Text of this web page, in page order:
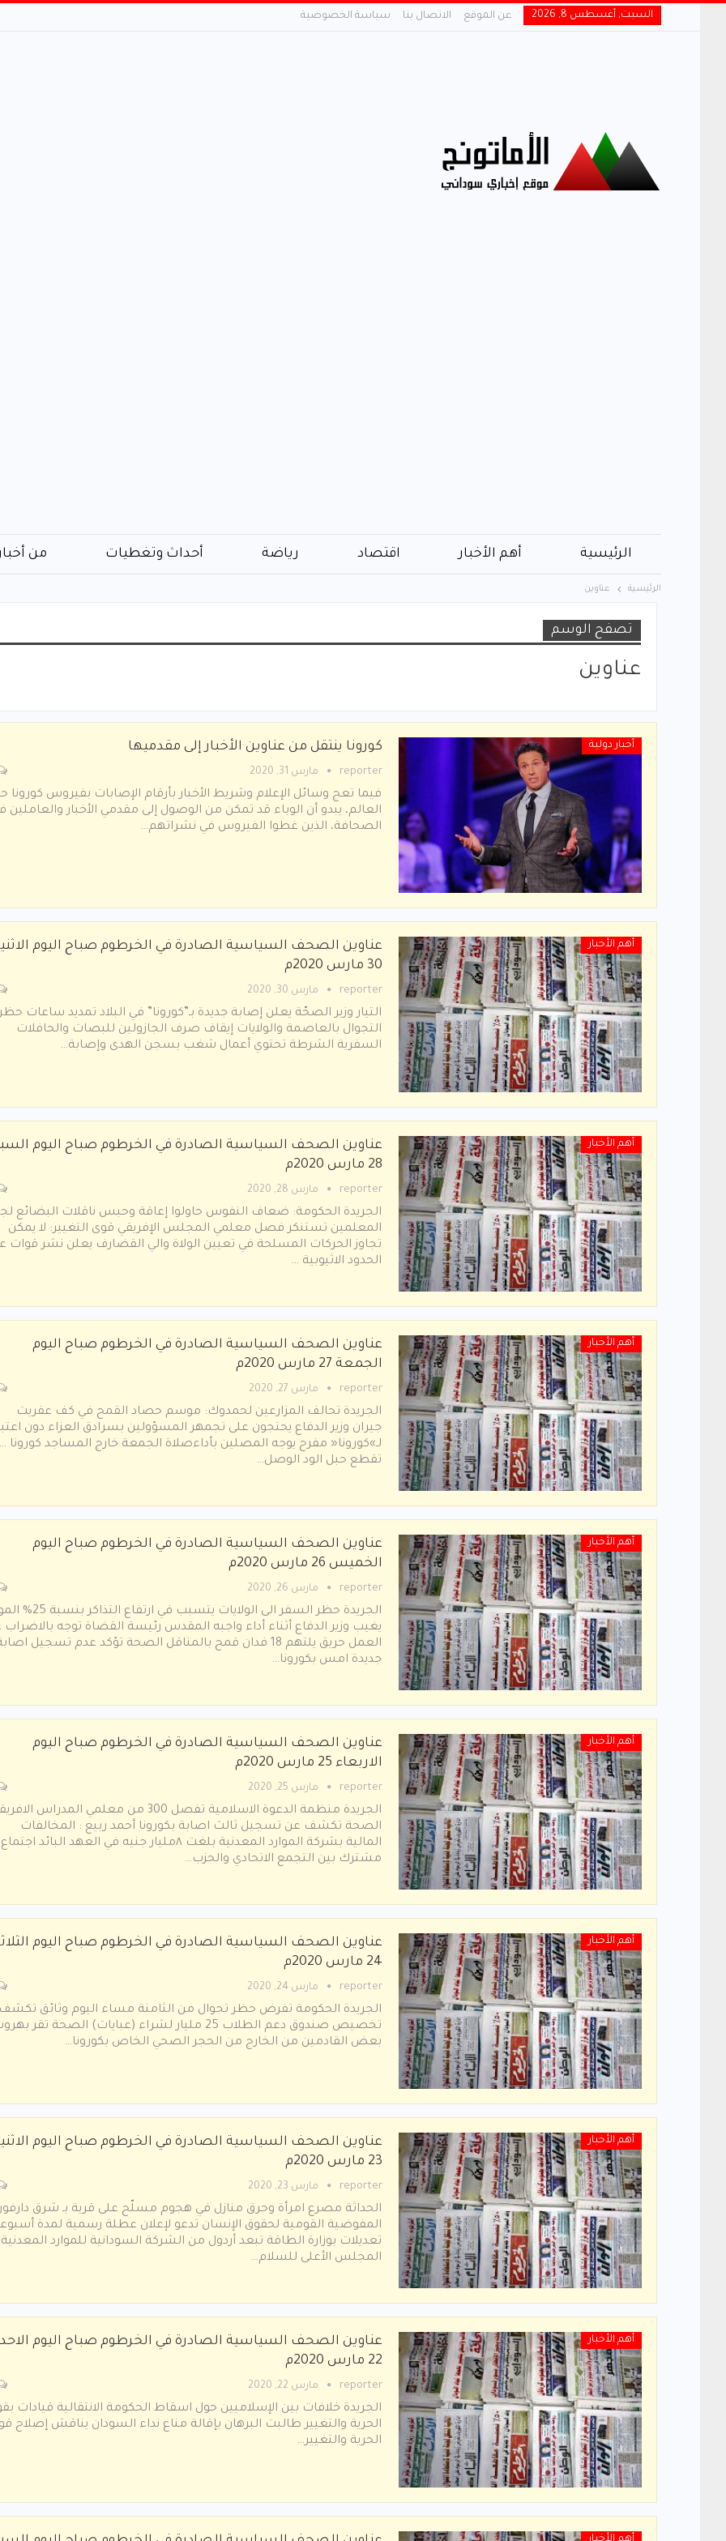
السبت, أغسطس 8, 2026 عن الموقع الاتصال بنا سياسة الخصوصية
الرئيسية أهم الأخبار اقتصاد رياضة أحداث وتغطيات من
الرئيسية عناوين
تصفح الوسم
عناوين
أخبار دولية كورونا ينتقل من عناوين الأخبار إلى مقدميها
reporter مارس 31, 2020
فيما تعج وسائل الإعلام وشريط الأخبار بأرقام الإصابات بفيروس كورونا
العالم، يبدو أن الوباء قد تمكن من الوصول إلى مقدمي الأخبار والعاملين
الصحافة، الذين غطوا الفيروس في نشراتهم…
أهم الأخبار
عناوين الصحف السياسية الصادرة في الخرطوم صباح اليوم
30 مارس 2020م
reporter مارس 30, 2020
التيار وزير الصحّة يعلن إصابة جديدة بـ”كورونا” في البلاد تمديد ساعات حظر
التجوال بالعاصمة والولايات إيقاف صرف الجازولين للبصات والحافلات
السفرية الشرطة تحتوي أعمال شغب بسجن الهدى وإصابة…
أهم الأخبار
عناوين الصحف السياسية الصادرة في الخرطوم صباح اليوم
28 مارس 2020م
reporter مارس 28, 2020
الجريدة الحكومة: ضعاف النفوس حاولوا إعاقة وحبس ناقلات البضائع
المعلمين تستنكر فصل معلمي المجلس الإفريقي قوى التغيير: لا يمكن
تجاوز الحركات المسلحة في تعيين الولاة واﻟﻲ اﻟﻘﻀﺎرف ﻳﻌﻠﻦ ﻧﺸﺮ ﻗﻮات
اﻟﺤﺪود اﻻﺛﻴﻮﺑﻴﺔ …
أهم الأخبار
عناوين الصحف السياسية الصادرة في الخرطوم صباح اليوم
الجمعة 27 مارس 2020م
reporter مارس 27, 2020
الجريدة ﺗﺤﺎﻟﻒ اﻟﻤﺰارﻋﻴﻦ ﻟﺤﻤﺪوك: ﻣﻮﺳﻢ ﺣﺼﺎد اﻟﻘﻤﺢ ﻓﻲ ﻛﻒ ﻋﻔﺮﻳﺖ
ﺟﻴﺮان وزﻳﺮ اﻟﺪﻓﺎع ﻳﺤﺘﺠﻮن ﻋﻠﻰ ﺗﺠﻤﻬﺮ اﻟﻤﺴﺆوﻟﻴﻦ ﺑﺴﺮادق اﻟﻌﺰاء دون
ﻟـ»ﻛﻮروﻧﺎ« ﻣﻔﺮح ﻳﻮﺟﻪ اﻟﻤﺼﻠﻴﻦ ﺑﺄداءﺻﻼة اﻟﺠﻤﻌﺔ ﺧﺎرج اﻟﻤﺴﺎﺟﺪ ﻛﻮروﻧﺎ …
ﺗﻘﻄﻊ ﺣﺒﻞ اﻟﻮد اﻟﻮﺻﻞ…
أهم الأخبار
عناوين الصحف السياسية الصادرة في الخرطوم صباح اليوم
الخميس 26 مارس 2020م
reporter مارس 26, 2020
الجريدة ﺣﻈﺮ اﻟﺴﻔﺮ اﻟﻰ اﻟﻮﻻﻳﺎت ﻳﺘﺴﺒﺐ ﻓﻲ ارﺗﻔﺎع
ﻳﻐﻴﺐ وزﻳﺮ اﻟﺪﻓﺎع أﺛﻨﺎء أداء واﺟﺒﻪ اﻟﻤﻘﺪس رﺋﻴﺴﺔ اﻟﻘﻀﺎة ﺗﻮﺟﻪ
اﻟﻌﻤﻞ حريق يلتهم 18 ﻓﺪان ﻗﻤﺢ ﺑﺎﻟﻤﻨﺎﻗﻞ اﻟﺼﺤﺔ ﺗﺆﻛﺪ ﻋﺪم ﺗﺴﺠﻴﻞ
ﺟﺪﻳﺪة اﻣﺲ ﺑﻜﻮروﻧﺎ…
أهم الأخبار
عناوين الصحف السياسية الصادرة في الخرطوم صباح اليوم
الاربعاء 25 مارس 2020م
reporter مارس 25, 2020
الجريدة ﻣﻨﻈﻤﺔ اﻟﺪﻋﻮة اﻻﺳﻼﻣﻴﺔ ﺗﻔﺼﻞ 300 من معلمي المدراس
اﻟﺼﺤﺔ ﺗﻜﺸﻒ ﻋﻦ ﺗﺴﺠﻴﻞ ﺛﺎﻟﺚ اﺻﺎﺑﺔ ﺑﻜﻮروﻧﺎ أﺣﻤﺪ رﺑﻴﻊ : اﻟﻤﺨﺎﻟﻔﺎت
اﻟﻤﺎﻟﻴﺔ ﺑﺸﺮﻛﺔ اﻟﻤﻮارد اﻟﻤﻌﺪﻧﻴﺔ بلغت ٨ﻣﻠﻴﺎر ﺟﻨﻴﻪ ﻓﻲ اﻟﻌﻬﺪ اﻟﺒﺎﺋﺪ اﺟﺘﻤﺎع
ﻣﺸﺘﺮك ﺑﻴﻦ اﻟﺘﺠﻤﻊ اﻻﺗﺤﺎدي واﻟﺤﺰب…
أهم الأخبار
عناوين الصحف السياسية الصادرة في الخرطوم صباح اليوم
24 مارس 2020م
reporter مارس 24, 2020
الجريدة الحكومة تفرض حظر تجوال من الثامنة مساء اليوم وثائق تكشف
تخصيص صندوق دعم الطلاب 25 مليار لشراء (عبايات) الصحة تقر
بعض القادمين من الخارج من الحجر الصحي الخاص بكورونا…
أهم الأخبار
عناوين الصحف السياسية الصادرة في الخرطوم صباح اليوم
23 مارس 2020م
reporter مارس 23, 2020
الحداثة مصرع امرأة وحرق منازل في هجوم مسلّح على قرية بـ شرق دارفور
المفوضية القومية لحقوق الإنسان تدعو لإعلان عطلة رسمية لمدة
تعديلات بوزارة الطاقة تبعد أردول من الشركة السودانية للموارد المعدنية
المجلس الأعلى للسلام…
أهم الأخبار
عناوين الصحف السياسية الصادرة في الخرطوم صباح اليوم الاحد
22 مارس 2020م
reporter مارس 22, 2020
الجريدة خلافات بين الإسلاميين حول اسقاط الحكومة الانتقالية قيادات
الحرية والتغيير طالبت البرهان بإقالة مناع نداء السودان يناقش إصلاح
الحرية والتغيير…